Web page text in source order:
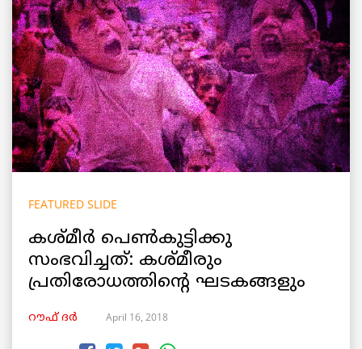
FEATURED SLIDE
കശ്മീർ പെൺകുട്ടിക്കു
സംഭവിച്ചത്: കശ്മീരും
പ്രതിരോധത്തിന്റെ ഘടകങ്ങളും
റൗഫ് ദര്‍ April 16, 2018